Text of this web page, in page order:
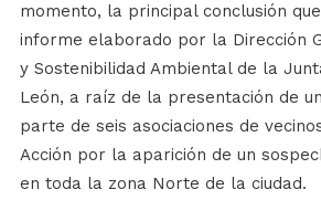
momento, la principal conclusión
informe elaborado por la Dirección
y Sostenibilidad Ambiental de la
León, a raíz de la presentación de
parte de seis asociaciones de
Acción por la aparición de un
en toda la zona Norte de la ciudad.